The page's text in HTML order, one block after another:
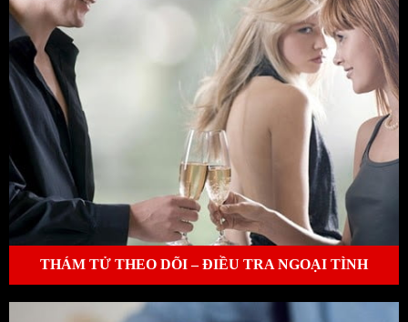
THÁM TỬ THEO DÕI – ĐIỀU TRA NGOẠI TÌNH